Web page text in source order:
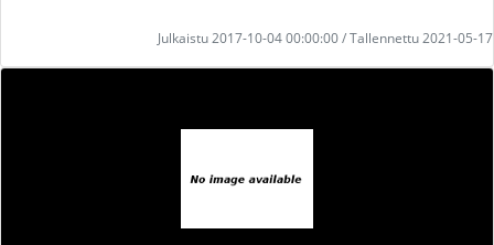
Julkaistu 2017-10-04 00:00:00 / Tallennettu 2021-05-17